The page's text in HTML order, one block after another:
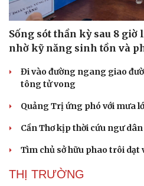
Sức khỏe
Dinh dưỡng - món ngon
Cây thuốc
Sống sót thần kỳ sau 8
nhờ kỹ năng sinh tồn và
Đi vào đường ngang giao
tông tử vong
Quảng Trị ứng phó với mưa
Cần Thơ kịp thời cứu ngư
Tìm chủ sở hữu phao trôi dạt
THỊ TRƯỜNG